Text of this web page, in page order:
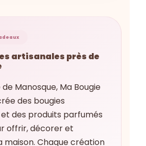
artisanales près de
Manosque, Ma Bougie
des bougies
des produits parfumés
offrir, décorer et
maison. Chaque création